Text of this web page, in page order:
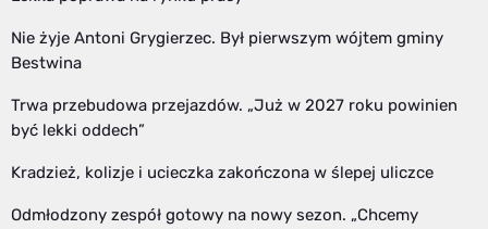
Nie żyje Antoni Grygierzec. Był pierwszym wójtem gminy
Bestwina
Trwa przebudowa przejazdów. „Już w 2027 roku powinien
być lekki oddech”
Kradzież, kolizje i ucieczka zakończona w ślepej uliczce
Odmłodzony zespół gotowy na nowy sezon. „Chcemy